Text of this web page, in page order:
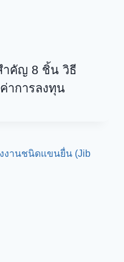
ำคัญ 8 ชิ้น วิธี
าการลงทุน